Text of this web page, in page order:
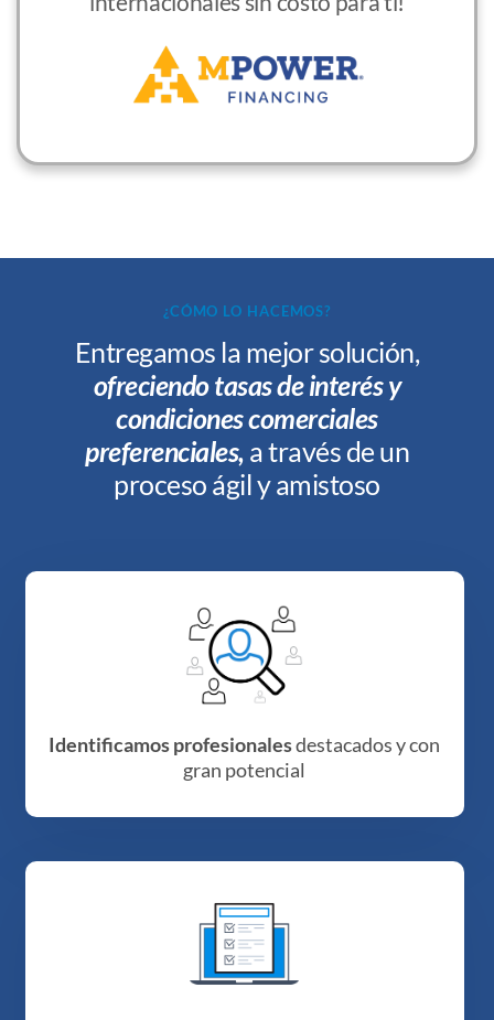
¿CÓMO LO HACEMOS?
Entregamos la mejor solución,
ofreciendo tasas de interés y
condiciones comerciales
preferenciales, a través de un
proceso ágil y amistoso
Identificamos profesionalesdestacados y con
gran potencial